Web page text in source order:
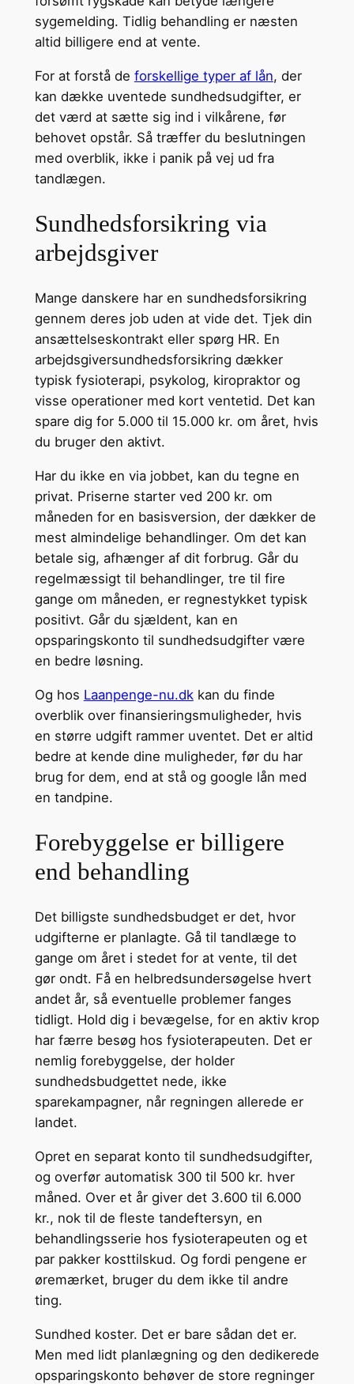
sygemelding. Tidlig behandling er næsten
altid billigere end at vente.
For at forstå de forskellige typer af lån, der
kan dække uventede sundhedsudgifter, er
det værd at sætte sig ind i vilkårene, før
behovet opstår. Så træffer du beslutningen
med overblik, ikke i panik på vej ud fra
tandlægen.
Sundhedsforsikring via
arbejdsgiver
Mange danskere har en sundhedsforsikring
gennem deres job uden at vide det. Tjek din
ansættelseskontrakt eller spørg HR. En
arbejdsgiversundhedsforsikring dækker
typisk fysioterapi, psykolog, kiropraktor og
visse operationer med kort ventetid. Det kan
spare dig for 5.000 til 15.000 kr. om året, hvis
du bruger den aktivt.
Har du ikke en via jobbet, kan du tegne en
privat. Priserne starter ved 200 kr. om
måneden for en basisversion, der dækker de
mest almindelige behandlinger. Om det kan
betale sig, afhænger af dit forbrug. Går du
regelmæssigt til behandlinger, tre til fire
gange om måneden, er regnestykket typisk
positivt. Går du sjældent, kan en
opsparingskonto til sundhedsudgifter være
en bedre løsning.
Og hos Laanpenge-nu.dkkan du finde
overblik over finansieringsmuligheder, hvis
en større udgift rammer uventet. Det er altid
bedre at kende dine muligheder, før du har
brug for dem, end at stå og google lån med
en tandpine.
Forebyggelse er billigere
end behandling
Det billigste sundhedsbudget er det, hvor
udgifterne er planlagte. Gå til tandlæge to
gange om året i stedet for at vente, til det
gør ondt. Få en helbredsundersøgelse hvert
andet år, så eventuelle problemer fanges
tidligt. Hold dig i bevægelse, for en aktiv krop
har færre besøg hos fysioterapeuten. Det er
nemlig forebyggelse, der holder
sundhedsbudgettet nede, ikke
sparekampagner, når regningen allerede er
landet.
Opret en separat konto til sundhedsudgifter,
og overfør automatisk 300 til 500 kr. hver
måned. Over et år giver det 3.600 til 6.000
kr., nok til de fleste tandeftersyn, en
behandlingsserie hos fysioterapeuten og et
par pakker kosttilskud. Og fordi pengene er
øremærket, bruger du dem ikke til andre
ting.
Sundhed koster. Det er bare sådan det er.
Men med lidt planlægning og den dedikerede
opsparingskonto behøver de store regninger